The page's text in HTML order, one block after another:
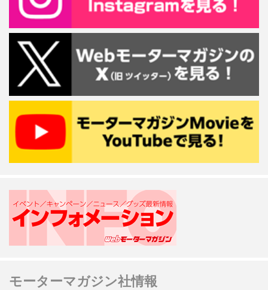
モーターマガジン社情報